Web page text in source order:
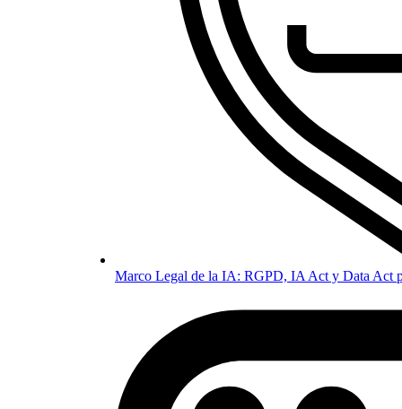
Marco Legal de la IA: RGPD, IA Act y Data Act